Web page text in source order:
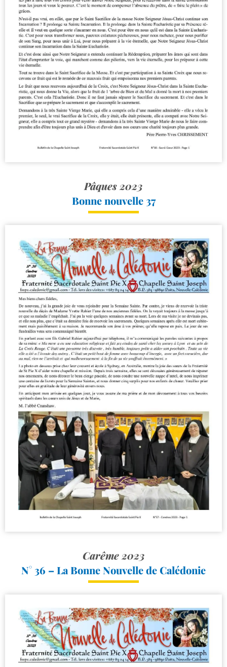
Pâques 2023
Bonne nouvelle 37
Carême 2023
N° 36 – La Bonne Nouvelle de Calédonie